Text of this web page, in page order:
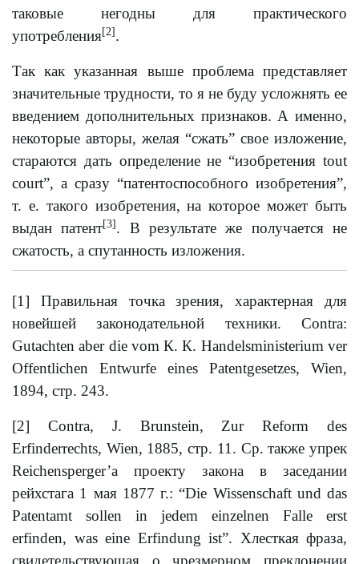
таковые негодны для практического
употребления[2] .
Так как указанная выше проблема представляет
значительные трудности, то я не буду усложнять ее
введением дополнительных признаков. А именно,
некоторые авторы, желая “сжать” свое изложение,
стараются дать определение не “изобретения tout
court”, а сразу “патентоспособного изобретения”,
т. е. такого изобретения, на которое может быть
выдан патент[3] . В результате же получается не
сжатость, а спутанность изложения.
[1] Правильная точка зрения, характерная для
новейшей законодательной техники. Contra:
Gutachten aber die vom К. К. Handelsministerium ver
Offentlichen Entwurfe eines Patentgesetzes, Wien,
1894, стр. 243.
[2] Contra, J. Brunstein, Zur Reform des
Erfinderrechts, Wien, 1885, стр. 11. Ср. также упрек
Reichensperger’a проекту закона в заседании
рейхстага 1 мая 1877 г.: “Die Wissenschaft und das
Patentamt sollen in jedem einzelnen Falle erst
erfinden, was eine Erfindung ist”. Хлесткая фраза,
свидетельствующая о чрезмерном преклонении